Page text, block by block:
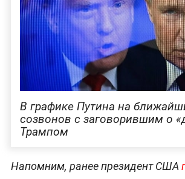
В графике Путина на
созвонов с заговорившим о
Трампом
Напомним, ранее президент США